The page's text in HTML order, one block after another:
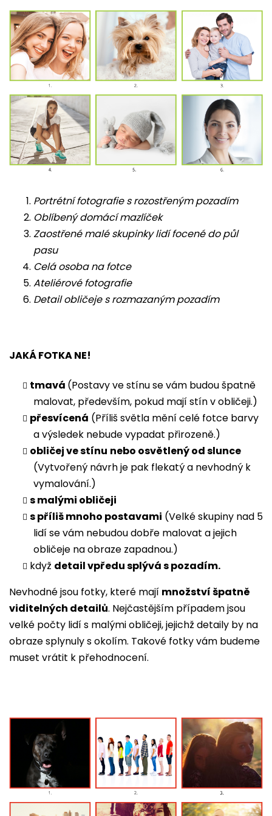
Portrétní fotografie s rozostřeným pozadím
Oblíbený domácí mazlíček
Zaostřené malé skupinky lidí focené do půl
pasu
Celá osoba na fotce
Ateliérové fotografie
Detail obličeje s rozmazaným pozadím
JAKÁ FOTKA NE!
tmavá (Postavy ve stínu se vám budou špatně
malovat, především, pokud mají stín v obličeji.)
přesvícená (Příliš světla mění celé fotce barvy
a výsledek nebude vypadat přirozeně.)
obličej ve stínu nebo osvětlený od slunce
(Vytvořený návrh je pak flekatý a nevhodný k
vymalování.)
s malými obličeji
s příliš mnoho postavami (Velké skupiny nad 5
lidí se vám nebudou dobře malovat a jejich
obličeje na obraze zapadnou.)
když detail vpředu splývá s pozadím.
Nevhodné jsou fotky, které mají množství špatně
viditelných detailů. Nejčastějším případem jsou
velké počty lidí s malými obličeji, jejichž detaily by na
obraze splynuly s okolím. Takové fotky vám budeme
muset vrátit k přehodnocení.